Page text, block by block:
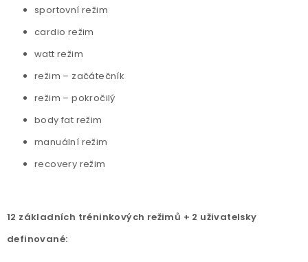
sportovní režim
cardio režim
watt režim
režim – začátečník
režim – pokročilý
body fat režim
manuální režim
recovery režim
12 základních tréninkových režimů + 2 uživatelsky
definované: